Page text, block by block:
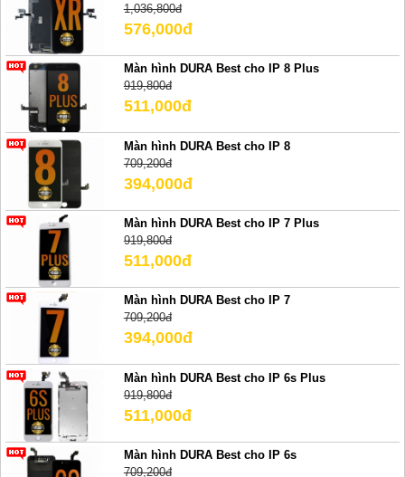
1,036,800đ
576,000đ
Màn hình DURA Best cho IP 8 Plus
919,800đ
511,000đ
Màn hình DURA Best cho IP 8
709,200đ
394,000đ
Màn hình DURA Best cho IP 7 Plus
919,800đ
511,000đ
Màn hình DURA Best cho IP 7
709,200đ
394,000đ
Màn hình DURA Best cho IP 6s Plus
919,800đ
511,000đ
Màn hình DURA Best cho IP 6s
709,200đ